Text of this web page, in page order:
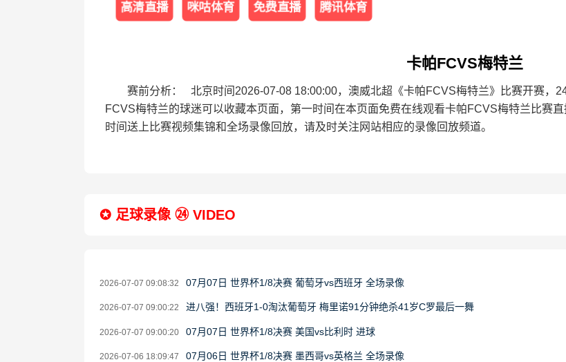
高清直播 咪咕体育 免费直播 腾讯体育
卡帕FCVS梅特兰
赛前分析： 北京时间2026-07-08 18:00:00，澳威北超《卡帕FCVS梅特兰》比赛开赛，
FCVS梅特兰的球迷可以收藏本页面，第一时间在本页面免费在线观看卡帕FCVS梅特兰比赛
时间送上比赛视频集锦和全场录像回放，请及时关注网站相应的录像回放频道。
✪ 足球录像 ㉔ VIDEO
2026-07-07 09:08:32 07月07日 世界杯1/8决赛 葡萄牙vs西班牙 全场录像
2026-07-07 09:00:22 进八强！西班牙1-0淘汰葡萄牙 梅里诺91分钟绝杀41岁C罗最后一舞
2026-07-07 09:00:20 07月07日 世界杯1/8决赛 美国vs比利时 进球
2026-07-06 18:09:47 07月06日 世界杯1/8决赛 墨西哥vs英格兰 全场录像